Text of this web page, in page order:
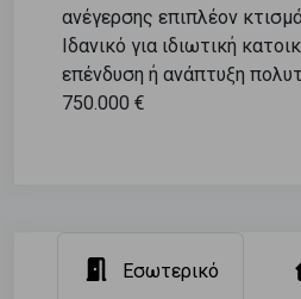
ανέγερσης επιπλέον
Ιδανικό για ιδιωτική
επένδυση ή ανάπτυξη
750.000 €
Εσωτερικό